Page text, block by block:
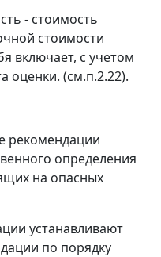
- стоимость
стоимости
включает, с учетом
оценки. (см.п.2.22).
рекомендации
определения
на опасных
устанавливают
по порядку